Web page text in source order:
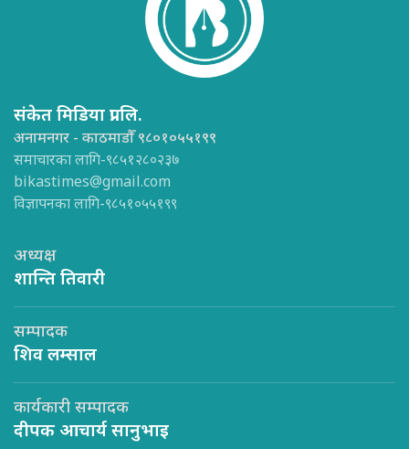
संकेत मिडिया प्रा.लि.
अनामनगर - काठमाडौँ ९८०१०५५१९९
समाचारका लागि-९८५१२८०२३७
bikastimes@gmail.com
विज्ञापनका लागि-९८५१०५५१९९
अध्यक्ष
शान्ति तिवारी
सम्पादक
शिव लम्साल
कार्यकारी सम्पादक
दीपक आचार्य सानुभाइ